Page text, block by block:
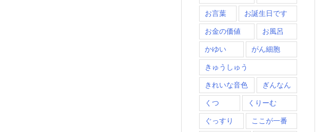
お言葉 お誕生日です
お金の価値 お風呂
かゆい がん細胞
きゅうしゅう
きれいな音色 ぎんなん
くつ くりーむ
ぐっすり ここが一番